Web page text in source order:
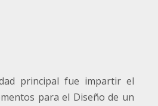
principal fue impartir el
para el Diseño de un